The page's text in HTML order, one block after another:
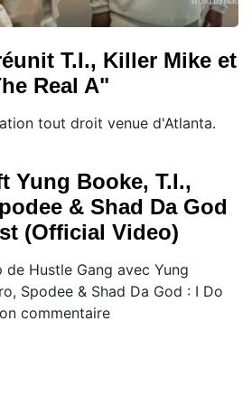
T.I., Killer Mike et
Real A"
tout droit venue d'Atlanta.
Yung Booke, T.I.,
& Shad Da God
(Official Video)
Hustle Gang avec Yung
Spodee & Shad Da God : I Do
commentaire